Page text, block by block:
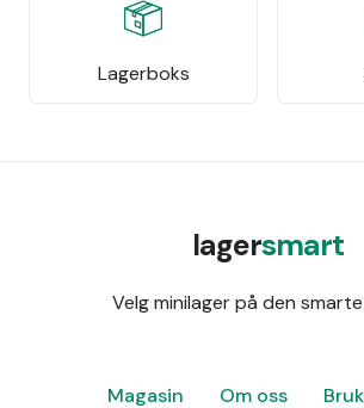
Lagerboks
lagersmart
Velg minilager på den
Magasin Om oss